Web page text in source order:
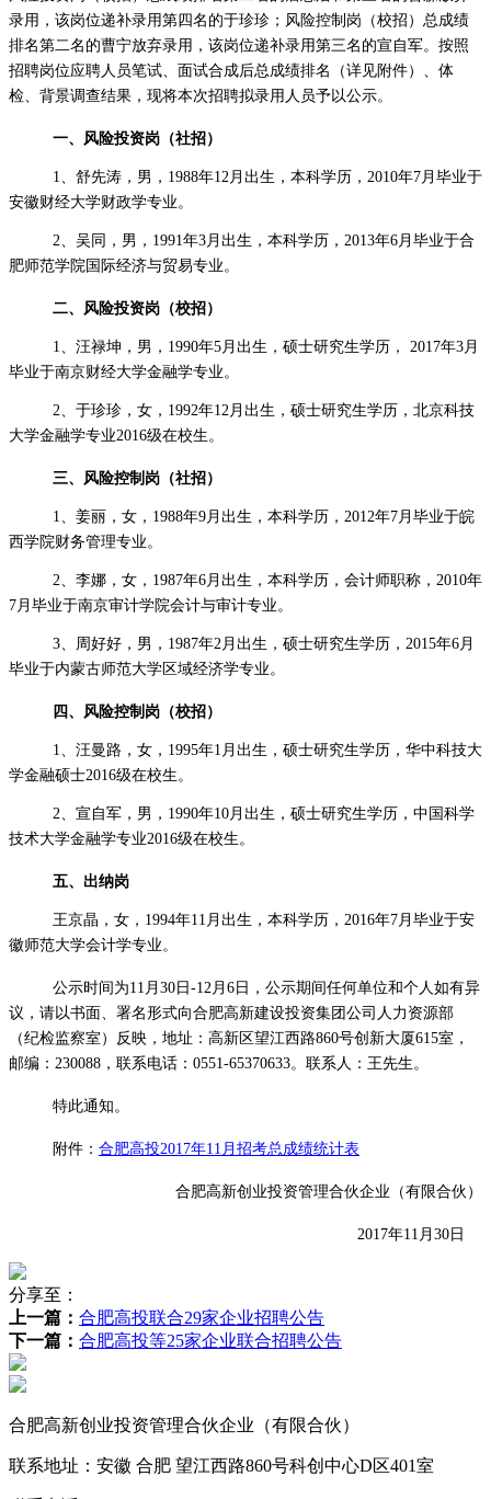
录用，该岗位递补录用第四名的于珍珍；风险控制岗（校招）总成绩
排名第二名的曹宁放弃录用，该岗位递补录用第三名的宣自军。按照
招聘岗位应聘人员笔试、面试合成后总成绩排名（详见附件）、体
检、背景调查结果，现将本次招聘拟录用人员予以公示。
一、风险投资岗（社招）
1、舒先涛，男， 1988年12月出生，本科学历，2010年7月毕业于
安徽财经大学财政学专业。
2、吴同，男， 1991年3月出生，本科学历，2013年6月毕业于合
肥师范学院国际经济与贸易专业。
二、风险投资岗（校招）
1、汪禄坤，男， 1990年5月出生，硕士研究生学历， 2017年3月
毕业于南京财经大学金融学专业。
2、于珍珍，女， 1992年12月出生，硕士研究生学历，北京科技
大学金融学专业2016级在校生。
三、风险控制岗（社招）
1、姜丽，女， 1988年9月出生，本科学历，2012年7月毕业于皖
西学院财务管理专业。
2、李娜，女， 1987年6月出生，本科学历，会计师职称，2010年
7月毕业于南京审计学院会计与审计专业。
3、周好好，男， 1987年2月出生，硕士研究生学历，2015年6月
毕业于内蒙古师范大学区域经济学专业。
四、风险控制岗（校招）
1、汪曼路，女， 1995年1月出生，硕士研究生学历，华中科技大
学金融硕士2016级在校生。
2、宣自军，男， 1990年10月出生，硕士研究生学历，中国科学
技术大学金融学专业2016级在校生。
五、出纳岗
王京晶，女， 1994年11月出生，本科学历，2016年7月毕业于安
徽师范大学会计学专业。
公示时间为11月30日-12月6日，公示期间任何单位和个人如有异
议，请以书面、署名形式向合肥高新建设投资集团公司人力资源部
（纪检监察室）反映，地址：高新区望江西路860号创新大厦615室，
邮编：230088，联系电话：0551-65370633。联系人：王先生。
特此通知。
附件： 合肥高投2017年11月招考总成绩统计表
合肥高新创业投资管理合伙企业（有限合伙）
2017年11 月 30 日
分享至：
上一篇： 合肥高投联合29家企业招聘公告
下一篇： 合肥高投等25家企业联合招聘公告
合肥高新创业投资管理合伙企业（有限合伙）
联系地址：安徽 合肥 望江西路860号科创中心D区401室